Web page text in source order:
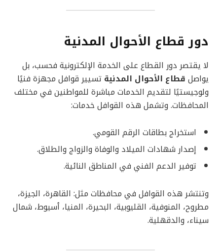
دور قطاع الأحوال المدنية
لا يقتصر دور القطاع على الخدمة الإلكترونية فحسب، بل
يواصل قطاع الأحوال المدنية تسيير قوافل مجهزة فنيًا
ولوجيستيًا لتقديم الخدمات مباشرة للمواطنين في مختلف
المحافظات. وتشمل هذه القوافل خدمات:
استخراج بطاقات الرقم القومي.
إصدار شهادات الميلاد والوفاة والزواج والطلاق.
توفير الدعم الفني في المناطق النائية.
وتنتشر هذه القوافل في محافظات مثل: القاهرة، الجيزة،
مطروح، المنوفية، القليوبية، البحيرة، المنيا، أسيوط، شمال
سيناء، والدقهلية.